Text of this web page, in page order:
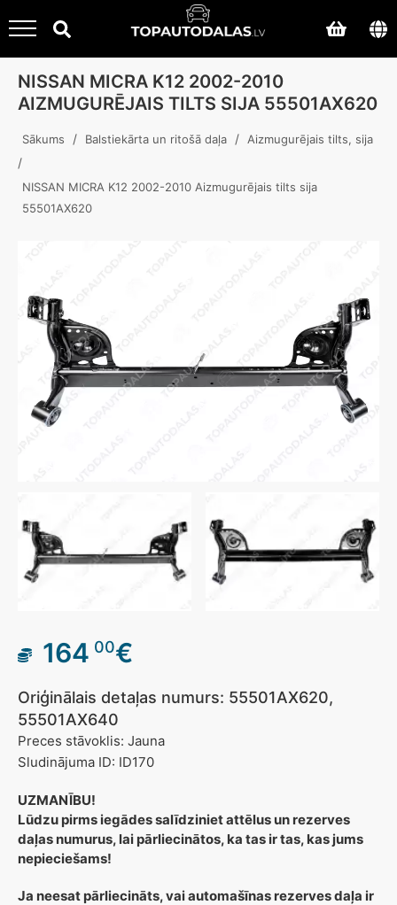
NISSAN MICRA K12 2002-2010
AIZMUGURĒJAIS TILTS SIJA 55501AX620
Sākums / Balstiekārta un ritošā daļa / Aizmugurējais tilts, sija
/
NISSAN MICRA K12 2002-2010 Aizmugurējais tilts sija
55501AX620
164 00€
Oriģinālais detaļas numurs: 55501AX620,
55501AX640
Preces stāvoklis: Jauna
Sludinājuma ID: ID170
UZMANĪBU!
Lūdzu pirms iegādes salīdziniet attēlus un rezerves
daļas numurus, lai pārliecinātos, ka tas ir tas, kas jums
nepieciešams!
Ja neesat pārliecināts, vai automašīnas rezerves daļa ir